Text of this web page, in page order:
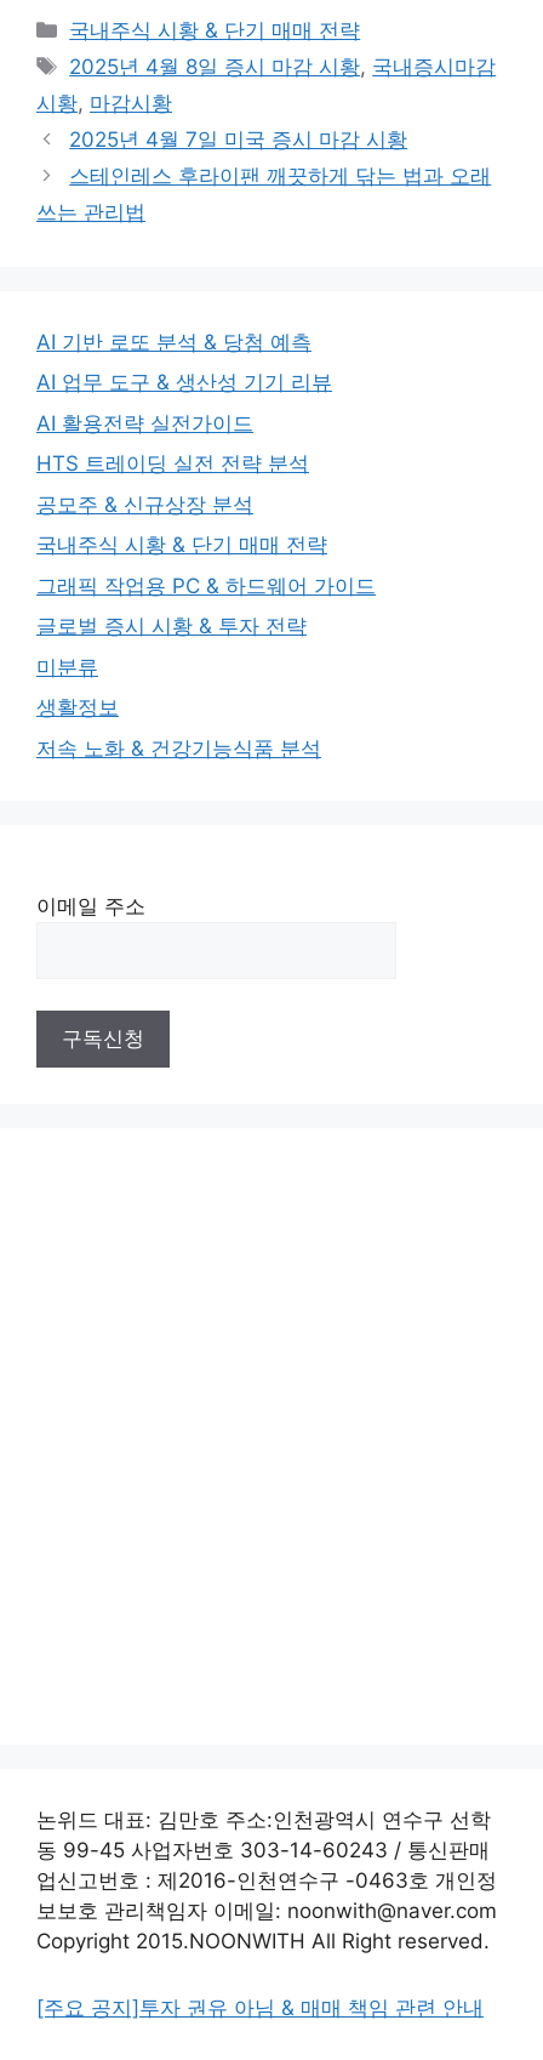
Categories
국내주식 시황 & 단기 매매 전략
Tags
2025년 4월 8일 증시 마감 시황, 국내증시마감
시황, 마감시황
2025년 4월 7일 미국 증시 마감 시황
스테인레스 후라이팬 깨끗하게 닦는 법과 오래
쓰는 관리법
AI 기반 로또 분석 & 당첨 예측
AI 업무 도구 & 생산성 기기 리뷰
AI 활용전략 실전가이드
HTS 트레이딩 실전 전략 분석
공모주 & 신규상장 분석
국내주식 시황 & 단기 매매 전략
그래픽 작업용 PC & 하드웨어 가이드
글로벌 증시 시황 & 투자 전략
미분류
생활정보
저속 노화 & 건강기능식품 분석
이메일 주소
논위드 대표: 김만호 주소:인천광역시 연수구 선학
동 99-45 사업자번호 303-14-60243 / 통신판매
업신고번호 : 제2016-인천연수구 -0463호 개인정
보보호 관리책임자 이메일: noonwith@naver.com
Copyright 2015.NOONWITH All Right reserved.
[주요 공지]투자 권유 아님 & 매매 책임 관련 안내